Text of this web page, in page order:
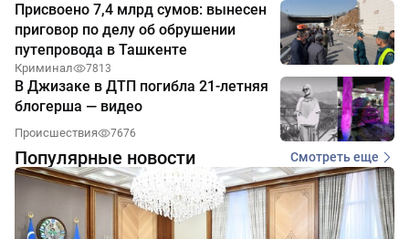
Присвоено 7,4 млрд сумов: вынесен
приговор по делу об обрушении
путепровода в Ташкенте
Криминал 7813
В Джизаке в ДТП погибла 21-летняя
блогерша — видео
Происшествия 7676
Популярные новости Смотреть еще